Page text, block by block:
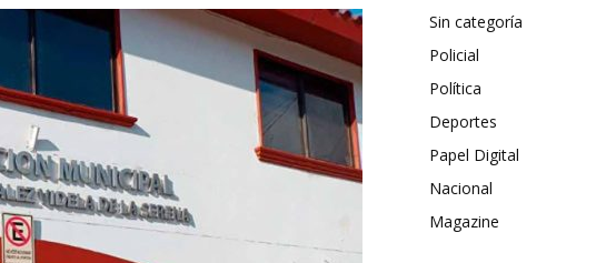
Sin categoría
Policial
Política
Deportes
Papel Digital
Nacional
Magazine